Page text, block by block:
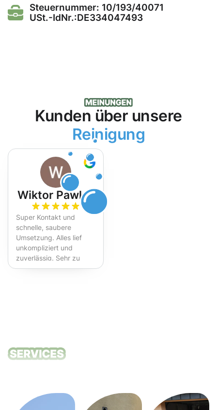
Steuernummer: 10/193/40071
USt.-IdNr.:DE334047493
Kunden über unsere
Reinigung
Wiktor Pawlak
Super Kontakt und
schnelle, saubere
Umsetzung. Alles lief
unkompliziert und
zuverlässig. Sehr zu
empfehlen!